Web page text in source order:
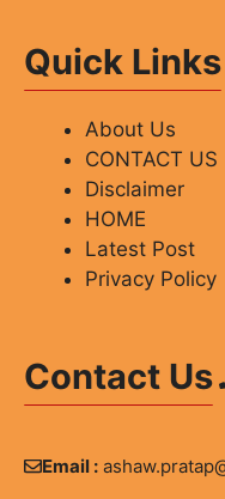
Quick Links
About Us
CONTACT US
Disclaimer
HOME
Latest Post
Privacy Policy
Contact Us
Email :